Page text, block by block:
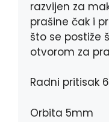
razvijen za
prašine čak i
što se postiže
otvorom za
Radni pritisak
Orbita 5mm